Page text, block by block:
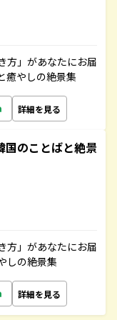
方」があなたにお届
癒やしの絶景集
詳細を見る
国のことばと絶景
方」があなたにお届
しの絶景集
詳細を見る